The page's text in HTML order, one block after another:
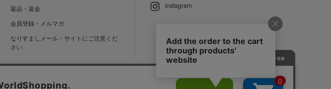
返品・返金
会員登録・メルマガ
なりすましメール・サイトにご注意くだ
さい
instagram